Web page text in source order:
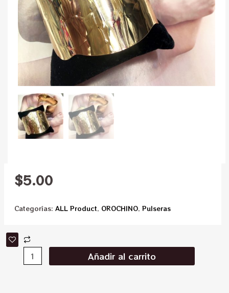
$5.00
Categorías: ALL Product, OROCHINO, Pulseras
Añadir al carrito